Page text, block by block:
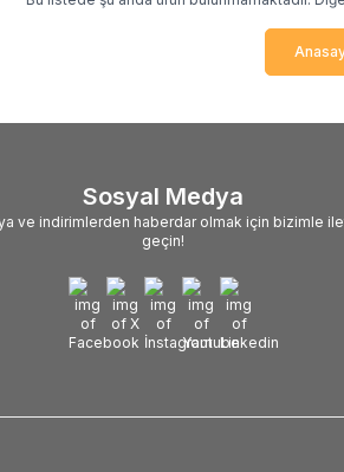
Sosyal Medya
ve indirimlerden haberdar olmak için bizimle
geçin!